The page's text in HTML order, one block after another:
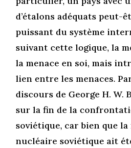
d’étalons adéquats peut-
puissant du système
suivant cette logique, la
la menace en soi, mais
lien entre les menaces.
discours de George H. W.
sur la fin de la
soviétique, car bien que la
nucléaire soviétique ait